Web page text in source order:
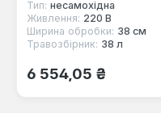
Тип: несамохідна
Живлення: 220 В
Ширина обробки: 38 см
Травозбірник: 38 л
Звичайна ціна:
6 554,05 ₴